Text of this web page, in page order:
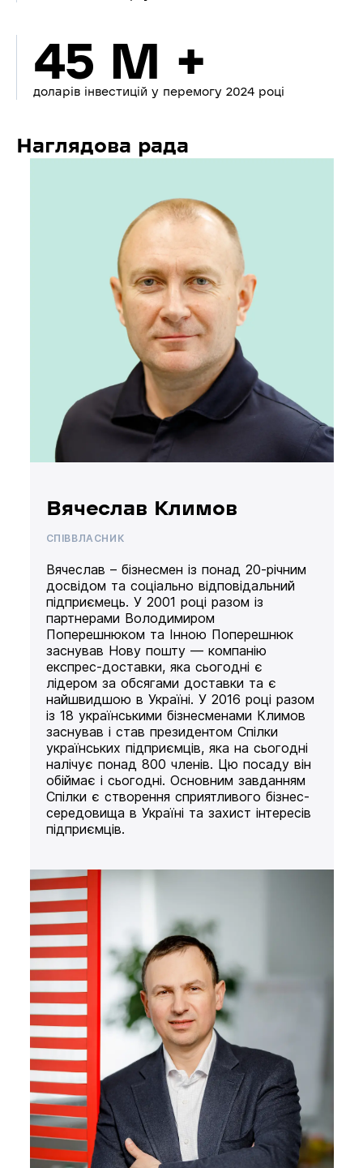
45 M +
доларів інвестицій у перемогу 2024 році
Наглядова рада
Вячеслав Климов
СПІВВЛАСНИК
Вячеслав – бізнесмен із понад 20-річним
досвідом та соціально відповідальний
підприємець. У 2001 році разом із
партнерами Володимиром
Поперешнюком та Інною Поперешнюк
заснував Нову пошту — компанію
експрес-доставки, яка сьогодні є
лідером за обсягами доставки та є
найшвидшою в Україні. У 2016 році разом
із 18 українськими бізнесменами Климов
заснував і став президентом Спілки
українських підприємців, яка на сьогодні
налічує понад 800 членів. Цю посаду він
обіймає і сьогодні. Основним завданням
Спілки є створення сприятливого бізнес-
середовища в Україні та захист інтересів
підприємців.